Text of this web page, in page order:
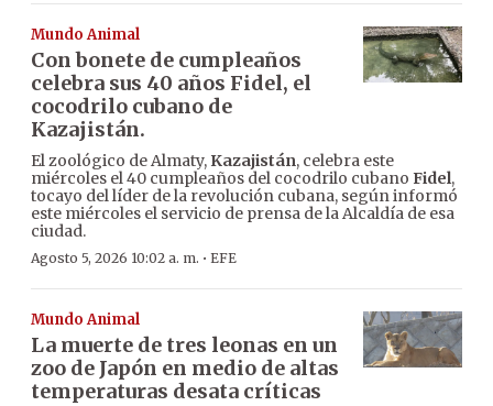
Mundo Animal
Con bonete de cumpleaños
celebra sus 40 años Fidel, el
cocodrilo cubano de
Kazajistán.
El zoológico de Almaty, Kazajistán, celebra este
miércoles el 40 cumpleaños del cocodrilo cubano Fidel,
tocayo del líder de la revolución cubana, según informó
este miércoles el servicio de prensa de la Alcaldía de esa
ciudad.
Agosto 5, 2026 10:02 a. m. · EFE
Mundo Animal
La muerte de tres leonas en un
zoo de Japón en medio de altas
temperaturas desata críticas